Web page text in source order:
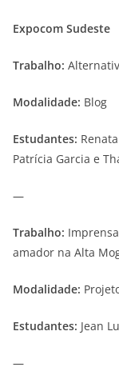
Expocom Sudeste
Trabalho:
Modalidade: Blog
Estudantes:
Patrícia Garcia e
—
Trabalho:
amador na Alta
Modalidade:
Estudantes: Jean
—